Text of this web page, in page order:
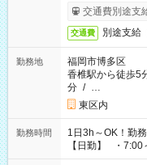
交通費別途支
交通費 別途支給
勤務地
福岡市博多区
香椎駅から徒歩5
分 / …
東区内
勤務時間
1日3h～OK！勤
【日勤】 ・
～18:00 ・10:00